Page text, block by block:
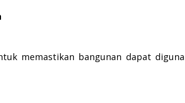
memastikan bangunan dapat